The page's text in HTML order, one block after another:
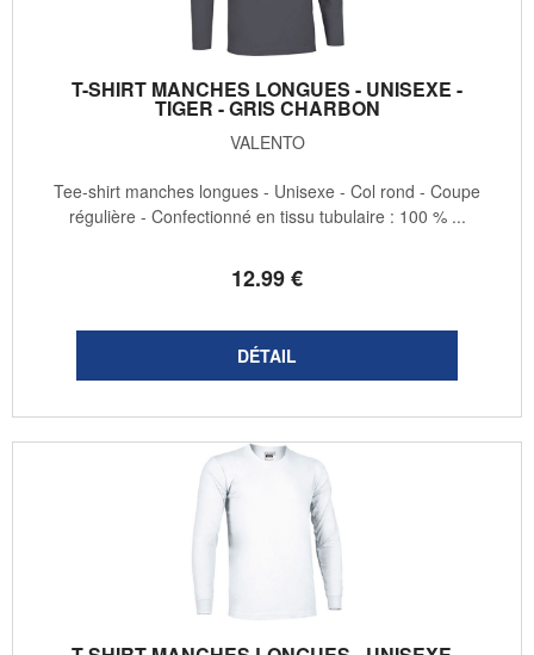
T-SHIRT MANCHES LONGUES - UNISEXE -
TIGER - GRIS CHARBON
VALENTO
12.99€
Tee-shirt manches longues - Unisexe - Col rond - Coupe
régulière - Confectionné en tissu tubulaire : 100 % ...